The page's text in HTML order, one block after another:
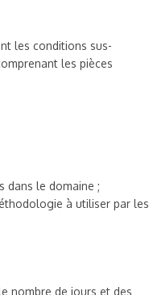
les conditions sus-
les pièces
dans le domaine ;
à utiliser par les
nombre de jours et des